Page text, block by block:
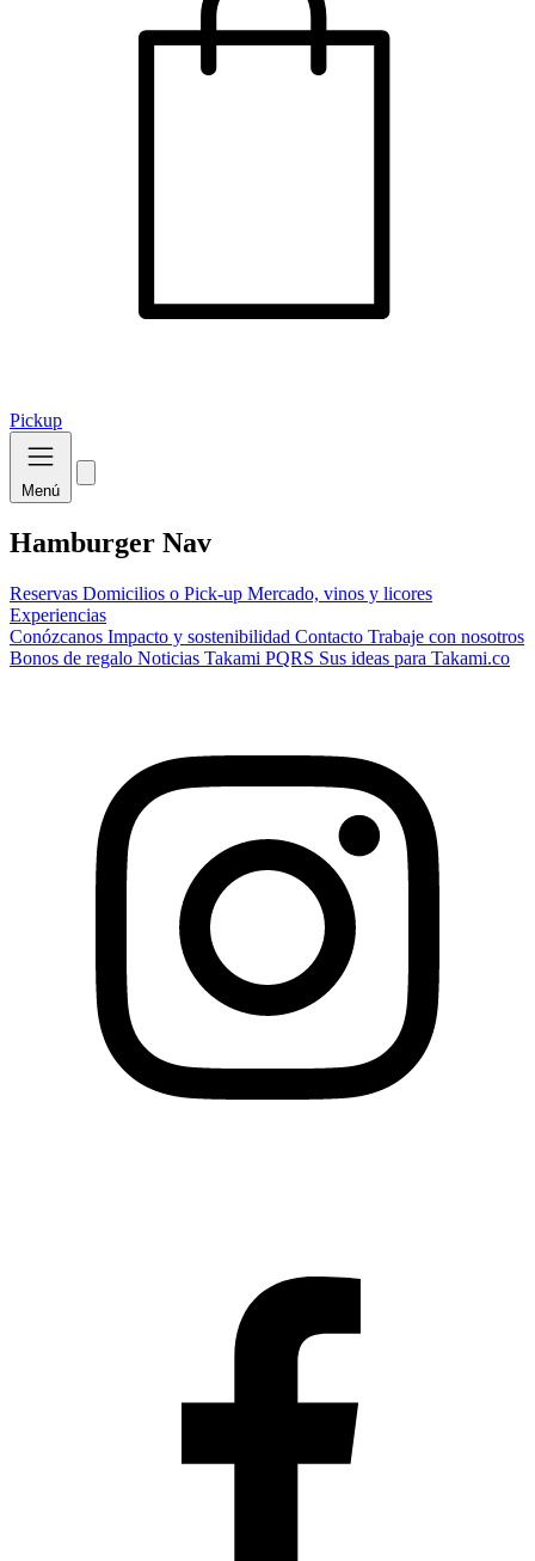
Pickup
Menú
Hamburger Nav
Reservas Domicilios o Pick-up Mercado, vinos y licores
Experiencias
Conózcanos Impacto y sostenibilidad Contacto Trabaje con nosotros
Bonos de regalo Noticias Takami PQRS Sus ideas para Takami.co